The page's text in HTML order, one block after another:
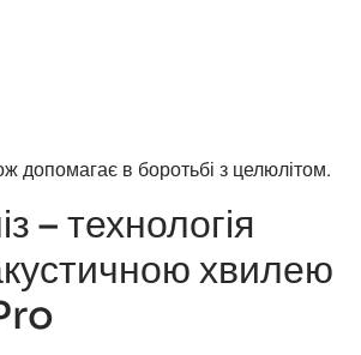
допомагає в боротьбі з целюлітом.
– технологія
хвилею